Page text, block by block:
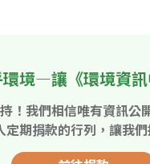
境—讓《環境資
！我們相信唯有資訊
定期捐款的行列，讓我